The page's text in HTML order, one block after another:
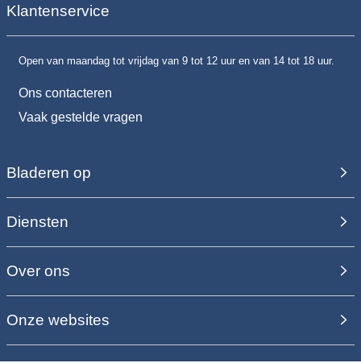
Klantenservice
Open van maandag tot vrijdag van 9 tot 12 uur en van 14 tot 18 uur.
Ons contacteren
Vaak gestelde vragen
Bladeren op
Diensten
Over ons
Onze websites